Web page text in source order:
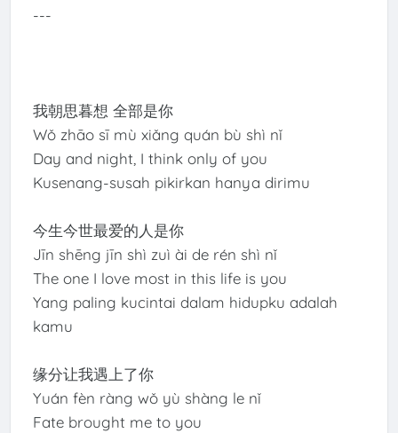
---
我朝思暮想 全部是你
Wǒ zhāo sī mù xiǎng quán bù shì nǐ
Day and night, I think only of you
Kusenang-susah pikirkan hanya dirimu
今生今世最爱的人是你
Jīn shēng jīn shì zuì ài de rén shì nǐ
The one I love most in this life is you
Yang paling kucintai dalam hidupku adalah
kamu
缘分让我遇上了你
Yuán fèn ràng wǒ yù shàng le nǐ
Fate brought me to you